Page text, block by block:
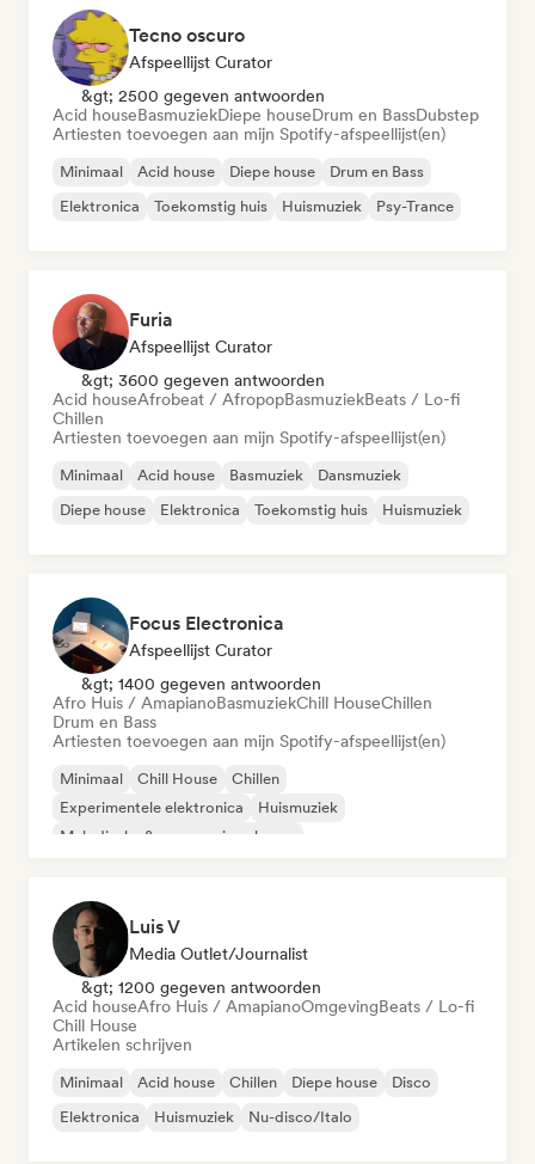
Tecno oscuro
Afspeellijst Curator
&gt; 2500 gegeven antwoorden
Acid houseBasmuziekDiepe houseDrum en BassDubstep
Artiesten toevoegen aan mijn Spotify-afspeellijst(en)
Minimaal Acid house Diepe house
Drum en Bass
Elektronica
Toekomstig huis Huismuziek Psy-Trance
Furia
Afspeellijst Curator
&gt; 3600 gegeven antwoorden
Acid houseAfrobeat / AfropopBasmuziekBeats / Lo-fi
Chillen
Artiesten toevoegen aan mijn Spotify-afspeellijst(en)
Minimaal Acid house Basmuziek
Dansmuziek
Diepe house
Elektronica Toekomstig huis Huismuziek
Focus Electronica
Afspeellijst Curator
&gt; 1400 gegeven antwoorden
Afro Huis / AmapianoBasmuziekChill HouseChillen
Drum en Bass
Artiesten toevoegen aan mijn Spotify-afspeellijst(en)
Minimaal Chill House
Chillen
Experimentele elektronica
Huismuziek
Melodische & progressieve house
Luis V
Media Outlet/Journalist
&gt; 1200 gegeven antwoorden
Acid houseAfro Huis / AmapianoOmgevingBeats / Lo-fi
Chill House
Artikelen schrijven
Minimaal Acid house Chillen Diepe house
Disco
Elektronica
Huismuziek Nu-disco/Italo